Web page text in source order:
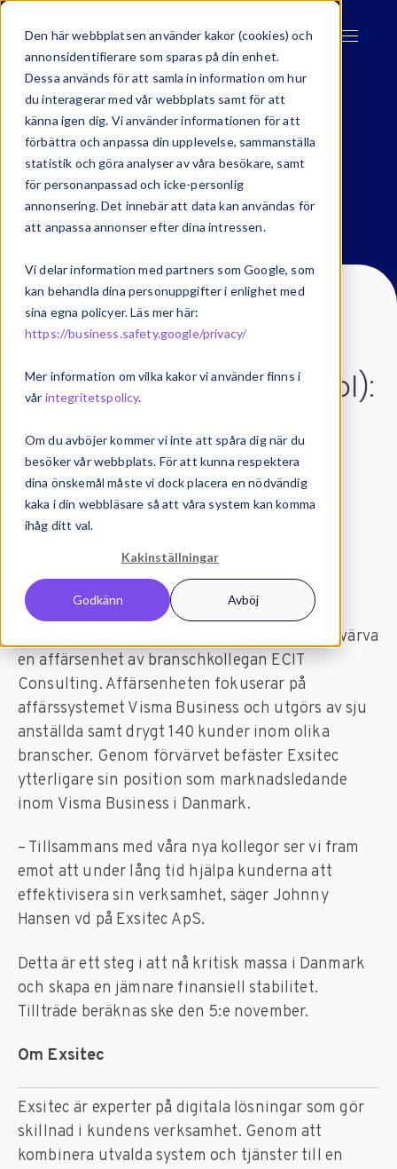
Den här webbplatsen använder kakor (cookies) och
annonsidentifierare som sparas på din enhet.
Dessa används för att samla in information om hur
du interagerar med vår webbplats samt för att
känna igen dig. Vi använder informationen för att
förbättra och anpassa din upplevelse, sammanställa
statistik och göra analyser av våra besökare, samt
för personanpassad och icke-personlig
annonsering. Det innebär att data kan användas för
att anpassa annonser efter dina intressen.
Vi delar information med partners som Google, som
kan behandla dina personuppgifter i enlighet med
sina egna policyer. Läs mer här:
https://business.safety.google/privacy/
Mer information om vilka kakor vi använder finns i
vår integritetspolicy.
Om du avböjer kommer vi inte att spåra dig när du
besöker vår webbplats. För att kunna respektera
dina önskemål måste vi dock placera en nödvändig
kaka i din webbläsare så att våra system kan komma
ihåg ditt val.
Kakinställningar
Godkänn Avböj
Pressmeddelande
Nyhet Nov 1, 2024 2 min läsning
Exsitec Holding AB (publ):
Exsitec ApS förvärvar
kundbas från
branschkollegan ECIT
Consulting A/S
Idag har Exsitec ApS tecknat avtal om att förvärva
en affärsenhet av branschkollegan ECIT
Consulting. Affärsenheten fokuserar på
affärssystemet Visma Business och utgörs av sju
anställda samt drygt 140 kunder inom olika
branscher. Genom förvärvet befäster Exsitec
ytterligare sin position som marknadsledande
inom Visma Business i Danmark.
– Tillsammans med våra nya kollegor ser vi fram
emot att under lång tid hjälpa kunderna att
effektivisera sin verksamhet, säger Johnny
Hansen vd på Exsitec ApS.
Detta är ett steg i att nå kritisk massa i Danmark
och skapa en jämnare finansiell stabilitet.
Tillträde beräknas ske den 5:e november.
Om Exsitec
Exsitec är experter på digitala lösningar som gör
skillnad i kundens verksamhet. Genom att
kombinera utvalda system och tjänster till en